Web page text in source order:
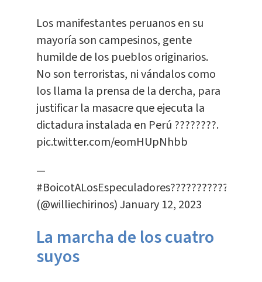
Los manifestantes peruanos en su
mayoría son campesinos, gente
humilde de los pueblos originarios.
No son terroristas, ni vándalos como
los llama la prensa de la dercha, para
justificar la masacre que ejecuta la
dictadura instalada en Perú ????????.
pic.twitter.com/eomHUpNhbb
—
(@williechirinos)January 12, 2023
La marcha de los cuatro
suyos